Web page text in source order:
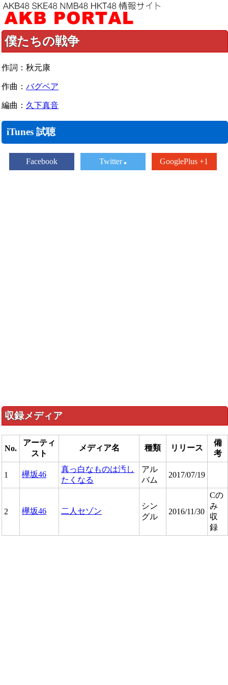
僕たちの戦争
作詞：秋元康
作曲：バグベア
編曲： 久下真音
iTunes 試聴
Facebook Twitter GooglePlus +1
収録メディア
No.
アーティ
スト
メディア名 種類 リリース
備
考
1 欅坂46
真っ白なものは汚し
たくなる
アル
バム
2017/07/19
2 欅坂46 二人セゾン
シン
グル
2016/11/30
Cの
み
収
録